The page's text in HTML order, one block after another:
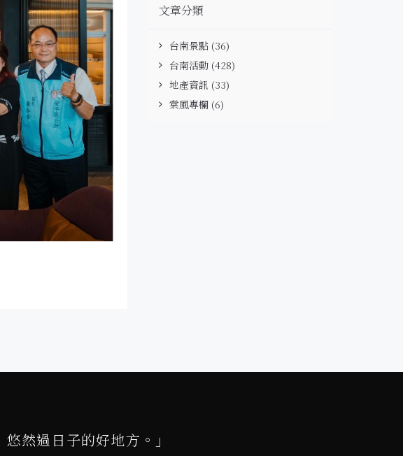
文章分類
台南景點(36)
台南活動(428)
地產資訊 (33)
棠風專欄(6)
然過日子的好地方。」